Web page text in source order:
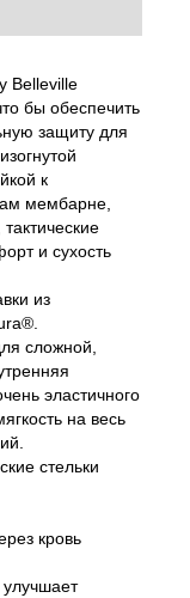
Belleville
бы обеспечить
защиту для
к
мембарне,
и сухость
из
сложной,
эластичного
на весь
стельки
кровь